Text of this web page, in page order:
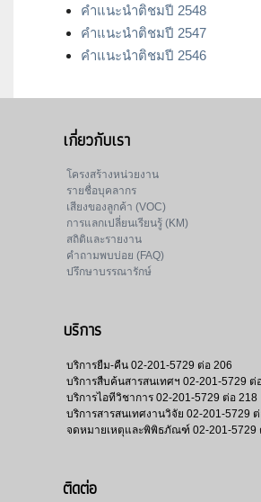
คำแนะนำติชมปี 2548
คำแนะนำติชมปี 2547
คำแนะนำติชมปี 2546
เกี่ยวกับเรา
โครงสร้างหน่วยงาน
รายชื่อบุคลากร
เสียงของลูกค้า (VOC)
การแลกเปลี่ยนเรียนรู้ (KM)
สถิติและรายงาน
คำถามพบบ่อย (FAQ)
ปรึกษาบรรณารักษ์
บริการ
บริการยืม-คืน 02-201-5729 ต่อ 206
บริการสืบค้นสารสนเทศฯ 02-201-5729 ต่
บริการไอทีวิชาการ 02-201-5729 ต่อ 218
บริการสารสนเทศงานวิจัย 02-201-5729
จดหมายเหตุและพิพิธภัณฑ์ 02-201-5729
ติดต่อ